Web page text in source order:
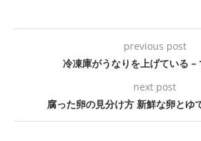
previous post
冷凍庫がうなりを上げている –
next post
腐った卵の見分け方 新鮮な卵とゆ